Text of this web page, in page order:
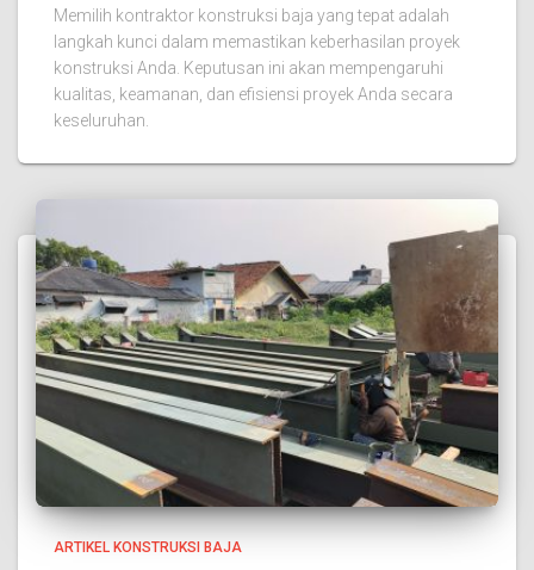
Memilih kontraktor konstruksi baja yang tepat adalah
langkah kunci dalam memastikan keberhasilan proyek
konstruksi Anda. Keputusan ini akan mempengaruhi
kualitas, keamanan, dan efisiensi proyek Anda secara
keseluruhan.
ARTIKEL KONSTRUKSI BAJA